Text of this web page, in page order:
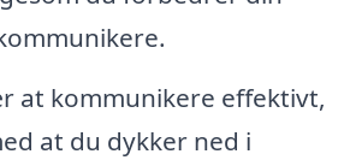
at kommunikere effektivt,
at du dykker ned i